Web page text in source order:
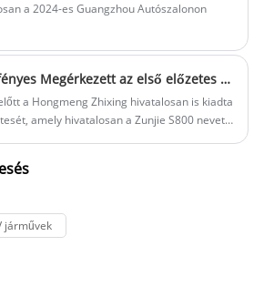
a 2024-es Guangzhou Autószalonon
Bizony, Zun és fényes Megérkezett az első előzetes a Zunjie-ról S800 néven, és november 26-án jelenik meg
a Hongmeng Zhixing hivatalosan is kiadta
amely hivatalosan a Zunjie S800 nevet
a Maybach S-osztályt célzó
tavasza előtt kerül forgalomba, a Zunjie
2025 végén kerül piacra.
járművek